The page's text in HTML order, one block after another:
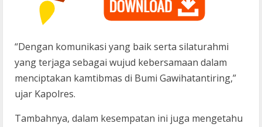
“Dengan komunikasi yang baik serta silaturahmi
yang terjaga sebagai wujud kebersamaan dalam
menciptakan kamtibmas di Bumi Gawihatantiring,”
ujar Kapolres.
Tambahnya, dalam kesempatan ini juga mengetahu